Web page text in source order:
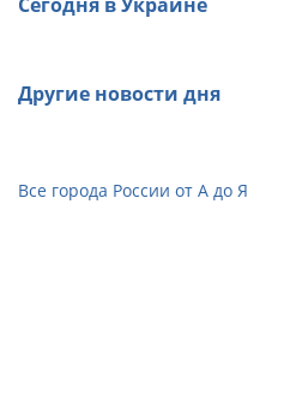
Другие новости дня
Все города России от А до Я